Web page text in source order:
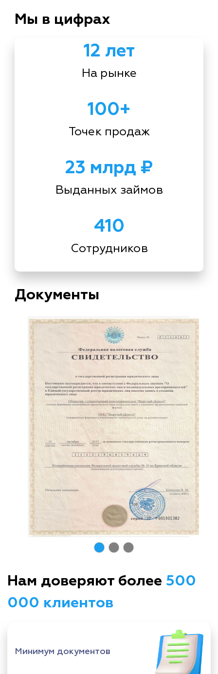
Мы в цифрах
12 лет
На рынке
100+
Точек продаж
23 млрд ₽
Выданных займов
410
Сотрудников
Документы
Нам доверяют более 500
000 клиентов
Минимум документов